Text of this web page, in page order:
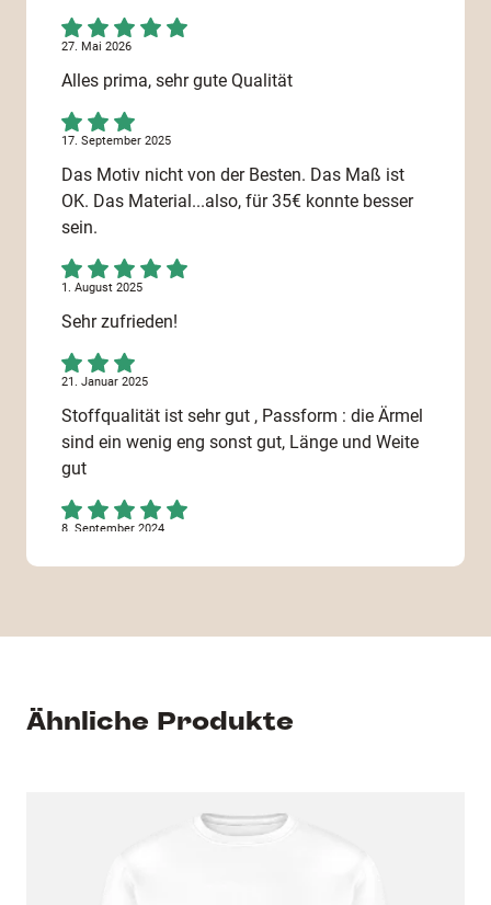
27. Mai 2026
Alles prima, sehr gute Qualität
17. September 2025
Das Motiv nicht von der Besten. Das Maß ist
OK. Das Material...also, für 35€ konnte besser
sein.
1. August 2025
Sehr zufrieden!
21. Januar 2025
Stoffqualität ist sehr gut , Passform : die Ärmel
sind ein wenig eng sonst gut, Länge und Weite
gut
8. September 2024
Alles in allem super!
der auch die Nachhaltigkeit im Sinn hat. Ich
Ähnliche Produkte